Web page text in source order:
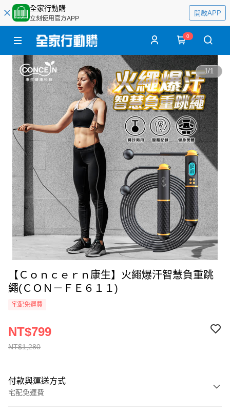
全家行動購
立刻使用官方APP
開啟APP
0
1/1
【Ｃｏｎｃｅｒｎ康生】火繩爆汗智慧負重跳
繩(ＣＯＮ－ＦＥ６１１)
宅配免運費
NT$1,280
NT$799
付款與運送方式
宅配免運費